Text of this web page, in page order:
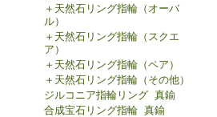
＋天然石リング指輪（オーバ
ル）
＋天然石リング指輪（スクエ
ア）
＋天然石リング指輪（ペア）
＋天然石リング指輪（その他）
ジルコニア指輪リング 真鍮
合成宝石リング指輪 真鍮